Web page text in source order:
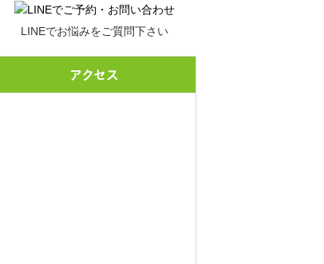
LINEでお悩みをご質問下さい
アクセス